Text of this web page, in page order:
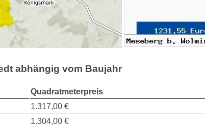
abhängig vom Baujahr
Quadratmeterpreis
1.317,00 €
1.304,00 €